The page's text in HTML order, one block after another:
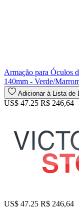
Armação para Óculos
140mm - Verde/
Adicionar à Lista de
US$ 47.25 R$ 246,64
US$ 47.25 R$ 246,64